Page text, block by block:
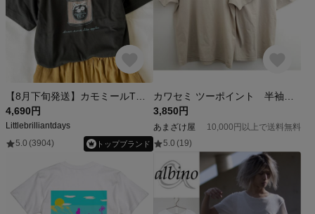
4,690円
Littlebrilliantdays
5.0 (3904) トップブランド
3,850円
あまざけ屋
10,000円以上で送料無料
5.0 (19)